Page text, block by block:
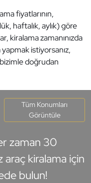
fiyatlarının,
haftalık, aylık) göre
kiralama zamanınızda
istiyorsanız,
doğrudan
Tüm Konumları
Görüntüle
zaman 30
kiralama için
bulun!